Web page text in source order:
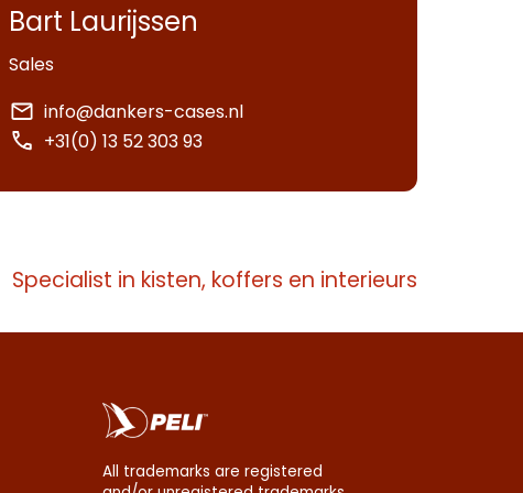
Bart Laurijssen
Sales
info@dankers-cases.nl
+31(0) 13 52 303 93
Specialist in kisten, koffers en interieurs
All trademarks are registered